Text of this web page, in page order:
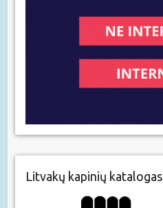
Litvakų kapinių katalogas